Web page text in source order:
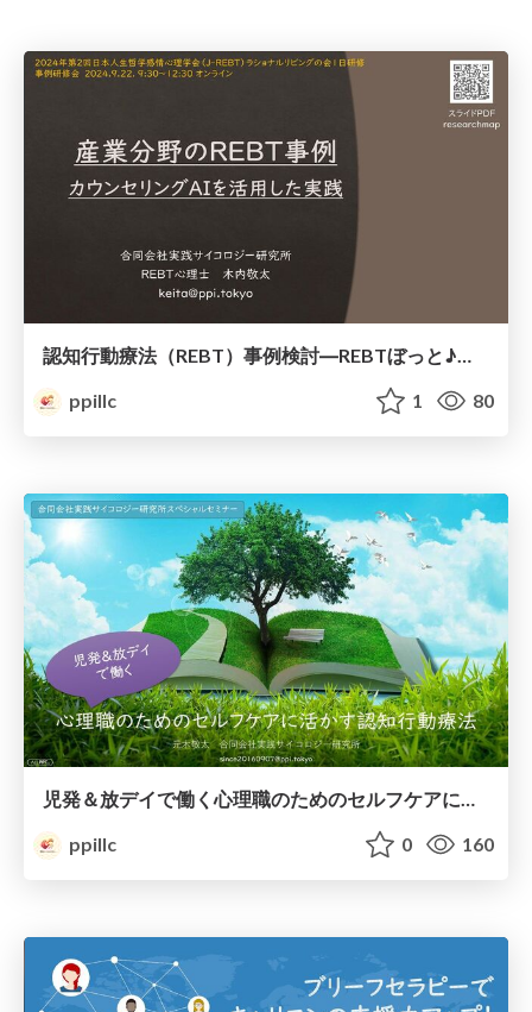
認知行動療法（REBT）事例検討―REBTぼっと♪の実践
ppillc
1 80
ppillc
0 160